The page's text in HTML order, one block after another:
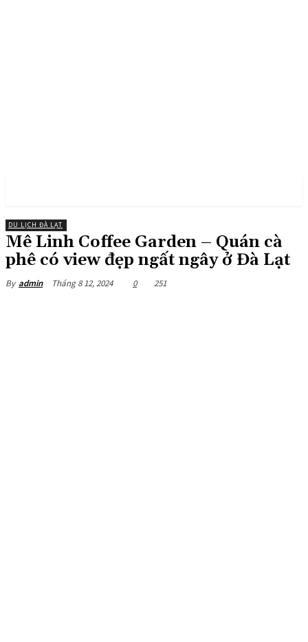
DU LỊCH ĐÀ LẠT
Mê Linh Coffee Garden – Quán cà
phê có view đẹp ngất ngây ở Đà Lạt
By admin Tháng 8 12, 2024 0 251